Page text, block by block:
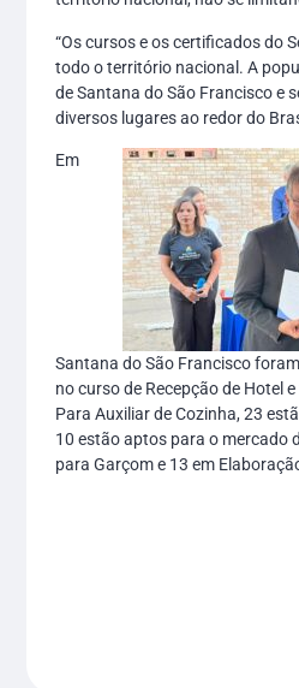
“Os cursos e os certificados do
todo o território nacional. A
de Santana do São Francisco e
diversos lugares ao redor do
Em
Santana do São Francisco
no curso de Recepção de Hotel
Para Auxiliar de Cozinha, 23
10 estão aptos para o mercado
para Garçom e 13 em